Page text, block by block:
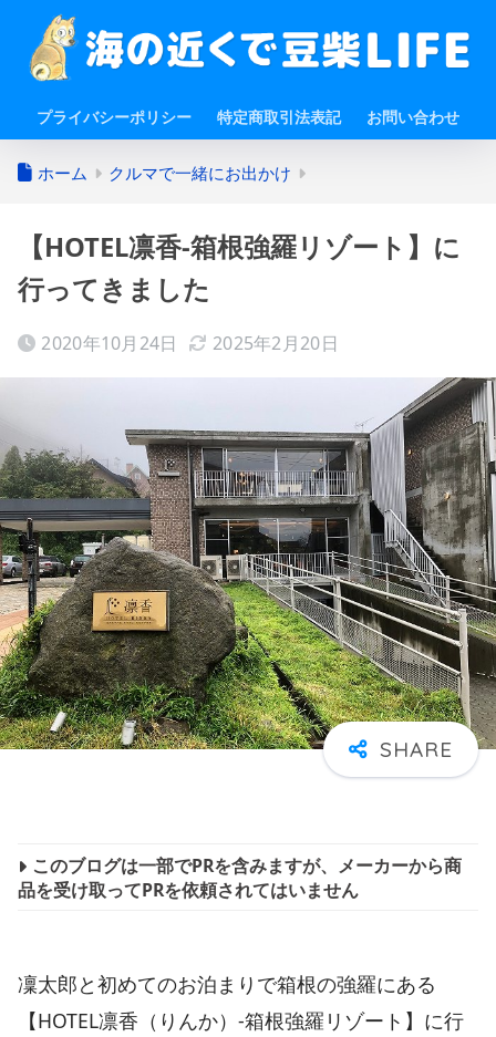
プライバシーポリシー 特定商取引法表記 お問い合わせ
ホーム クルマで一緒にお出かけ
【HOTEL凛香-箱根強羅リゾート】に
行ってきました
2020年10月24日 2025年2月20日
このブログは一部でPRを含みますが、メーカーから商
品を受け取ってPRを依頼されてはいません
凜太郎と初めてのお泊まりで箱根の強羅にある
【HOTEL凛香（りんか）-箱根強羅リゾート】に行